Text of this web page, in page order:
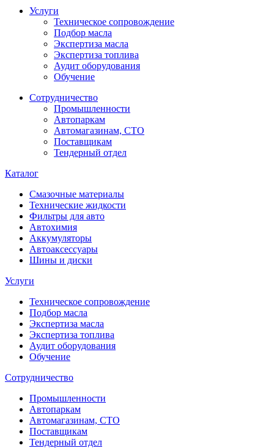
Услуги
Техническое сопровождение
Подбор масла
Экспертиза масла
Экспертиза топлива
Аудит оборудования
Обучение
Сотрудничество
Промышленности
Автопаркам
Автомагазинам, СТО
Поставщикам
Тендерный отдел
Каталог
Смазочные материалы
Технические жидкости
Фильтры для авто
Автохимия
Аккумуляторы
Автоаксессуары
Шины и диски
Услуги
Техническое сопровождение
Подбор масла
Экспертиза масла
Экспертиза топлива
Аудит оборудования
Обучение
Сотрудничество
Промышленности
Автопаркам
Автомагазинам, СТО
Поставщикам
Тендерный отдел